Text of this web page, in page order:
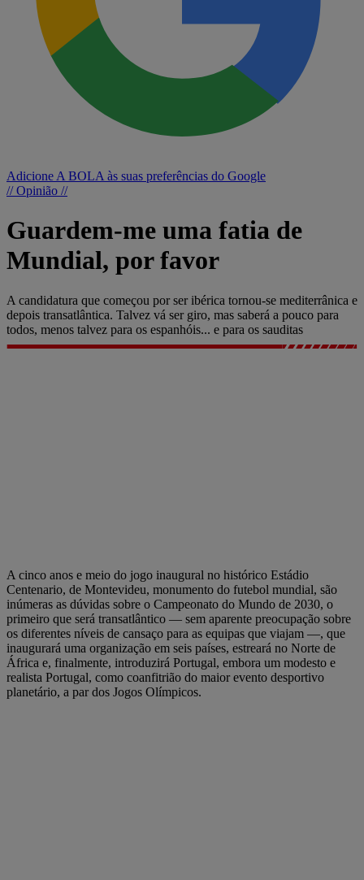
Adicione A BOLA às suas preferências do Google
// Opinião //
Guardem-me uma fatia de
Mundial, por favor
A candidatura que começou por ser ibérica tornou-se mediterrânica e
depois transatlântica. Talvez vá ser giro, mas saberá a pouco para
todos, menos talvez para os espanhóis... e para os sauditas
A cinco anos e meio do jogo inaugural no histórico Estádio
Centenario, de Montevideu, monumento do futebol mundial, são
inúmeras as dúvidas sobre o Campeonato do Mundo de 2030, o
primeiro que será transatlântico — sem aparente preocupação sobre
os diferentes níveis de cansaço para as equipas que viajam —, que
inaugurará uma organização em seis países, estreará no Norte de
África e, finalmente, introduzirá Portugal, embora um modesto e
realista Portugal, como coanfitrião do maior evento desportivo
planetário, a par dos Jogos Olímpicos.